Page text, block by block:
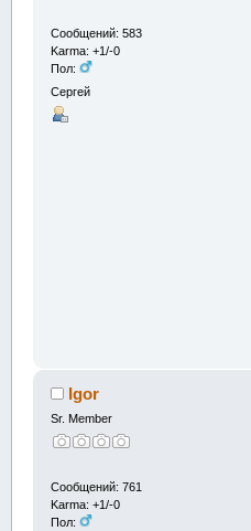
Сообщений: 583
Karma: +1/-0
Пол:
Сергей
Igor
Sr. Member
Сообщений: 761
Karma: +1/-0
Пол: